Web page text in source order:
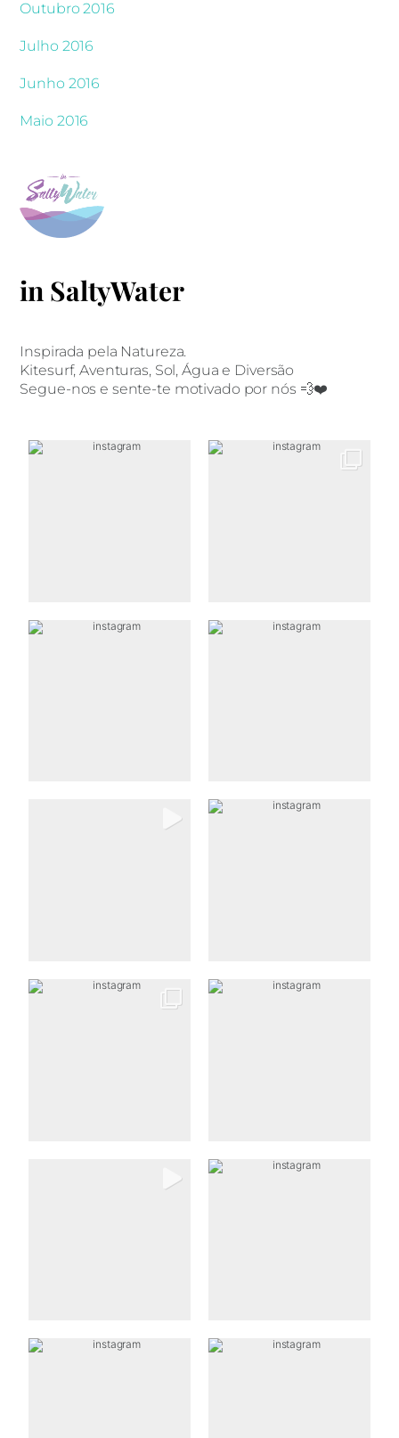
Outubro 2016
Julho 2016
Junho 2016
Maio 2016
in SaltyWater
Inspirada pela Natureza.
Kitesurf, Aventuras, Sol, Água e Diversão
Segue-nos e sente-te motivado por nós 💨❤️